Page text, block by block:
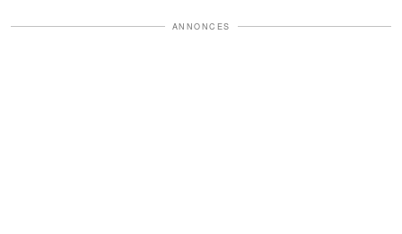
ANNONCES